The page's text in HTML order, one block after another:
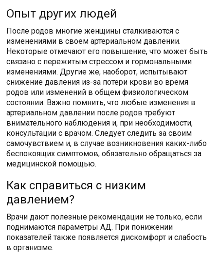
Опыт других людей
После родов многие женщины сталкиваются с
изменениями в своем артериальном давлении.
Некоторые отмечают его повышение, что может быть
связано с пережитым стрессом и гормональными
изменениями. Другие же, наоборот, испытывают
снижение давления из-за потери крови во время
родов или изменений в общем физиологическом
состоянии. Важно помнить, что любые изменения в
артериальном давлении после родов требуют
внимательного наблюдения и, при необходимости,
консультации с врачом. Следует следить за своим
самочувствием и, в случае возникновения каких-либо
беспокоящих симптомов, обязательно обращаться за
медицинской помощью.
Как справиться с низким
давлением?
Врачи дают полезные рекомендации не только, если
поднимаются параметры АД. При понижении
показателей также появляется дискомфорт и слабость
в организме.